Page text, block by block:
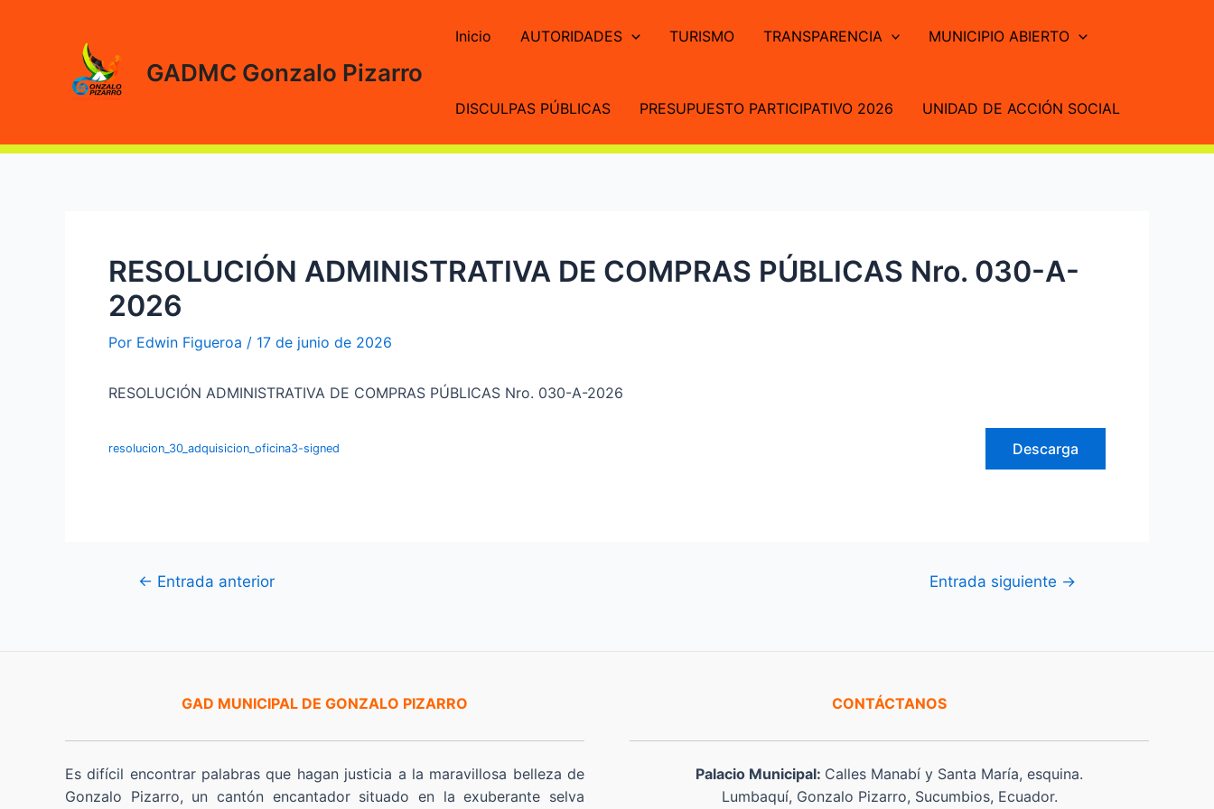
GADMC Gonzalo Pizarro
Inicio AUTORIDADES TURISMO TRANSPARENCIA MUNICIPIO ABIERTO
DISCULPAS PÚBLICAS PRESUPUESTO PARTICIPATIVO 2026 UNIDAD DE ACCIÓN SOCIAL
RESOLUCIÓN ADMINISTRATIVA DE COMPRAS PÚBLICAS Nro. 030-A-
2026
Por Edwin Figueroa / 17 de junio de 2026
RESOLUCIÓN ADMINISTRATIVA DE COMPRAS PÚBLICAS Nro. 030-A-2026
resolucion_30_adquisicion_oficina3-signed Descarga
Navegación
← Entrada anterior Entrada siguiente →
GAD MUNICIPAL DE GONZALO PIZARRO
Es difícil encontrar palabras que hagan justicia a la maravillosa belleza de
Gonzalo Pizarro, un cantón encantador situado en la exuberante selva
CONTÁCTANOS
Palacio Municipal: Calles Manabí y Santa María, esquina.
Lumbaquí, Gonzalo Pizarro, Sucumbios, Ecuador.